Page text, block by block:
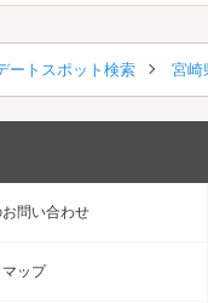
ートスポット検索 宮崎
問い合わせ
ップ